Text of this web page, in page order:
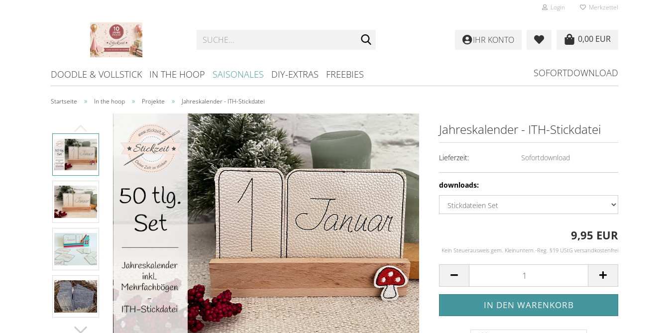
Login Merkzettel
0,00 EUR
IHR KONTO
DOODLE & VOLLSTICK IN THE HOOP SAISONALES DIY-EXTRAS FREEBIES SOFORTDOWNLOAD
Startseite » In the hoop » Projekte » Jahreskalender - ITH-Stickdatei
Jahreskalender - ITH-Stickdatei
Lieferzeit: Sofortdownload
downloads:
9,95 EUR
Kein Steuerausweis gem. Kleinuntern.-Reg. §19 UStG versandkostenfrei